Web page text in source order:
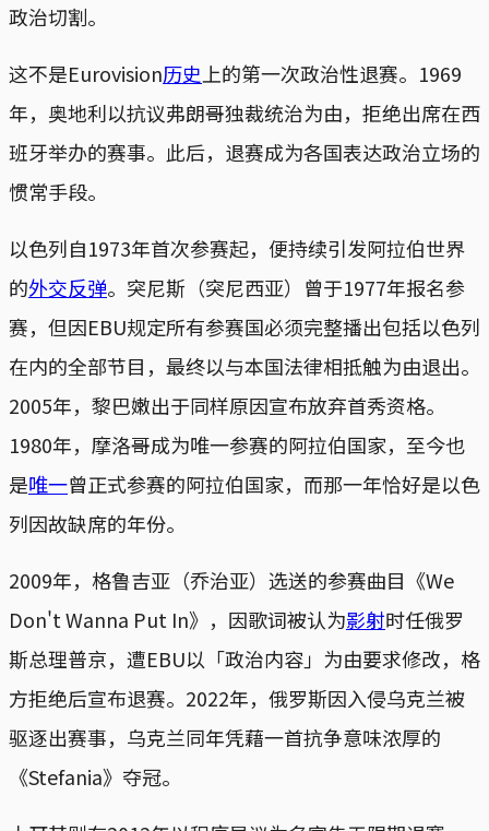
政治切割。
这不是Eurovision历史 上的第一次政治性退赛。1969
年，奥地利以抗议弗朗哥独裁统治为由，拒绝出席在西
班牙举办的赛事。此后，退赛成为各国表达政治立场的
惯常手段。
以色列自1973年首次参赛起，便持续引发阿拉伯世界
的外交反弹。突尼斯（突尼西亚）曾于1977年报名参
赛，但因EBU规定所有参赛国必须完整播出包括以色列
在内的全部节目，最终以与本国法律相抵触为由退出。
2005年，黎巴嫩出于同样原因宣布放弃首秀资格。
1980年，摩洛哥成为唯一参赛的阿拉伯国家，至今也
是唯一曾正式参赛的阿拉伯国家，而那一年恰好是以色
列因故缺席的年份。
2009年，格鲁吉亚（乔治亚）选送的参赛曲目《We
Don't Wanna Put In》，因歌词被认为影射时任俄罗
斯总理普京，遭EBU以「政治内容」为由要求修改，格
方拒绝后宣布退赛。2022年，俄罗斯因入侵乌克兰被
驱逐出赛事，乌克兰同年凭藉一首抗争意味浓厚的
《Stefania》夺冠。